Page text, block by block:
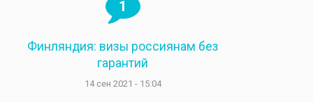
1
Финляндия: визы россиянам без
гарантий
14 сен 2021 - 15:04